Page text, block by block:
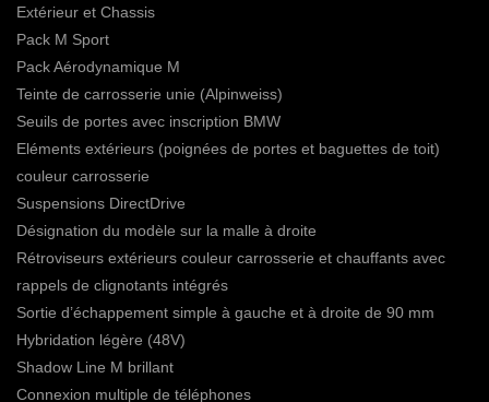
Extérieur et Chassis
Pack M Sport
Pack Aérodynamique M
Teinte de carrosserie unie (Alpinweiss)
Seuils de portes avec inscription BMW
Eléments extérieurs (poignées de portes et baguettes de toit)
couleur carrosserie
Suspensions DirectDrive
Désignation du modèle sur la malle à droite
Rétroviseurs extérieurs couleur carrosserie et chauffants avec
rappels de clignotants intégrés
Sortie d’échappement simple à gauche et à droite de 90 mm
Hybridation légère (48V)
Shadow Line M brillant
Connexion multiple de téléphones